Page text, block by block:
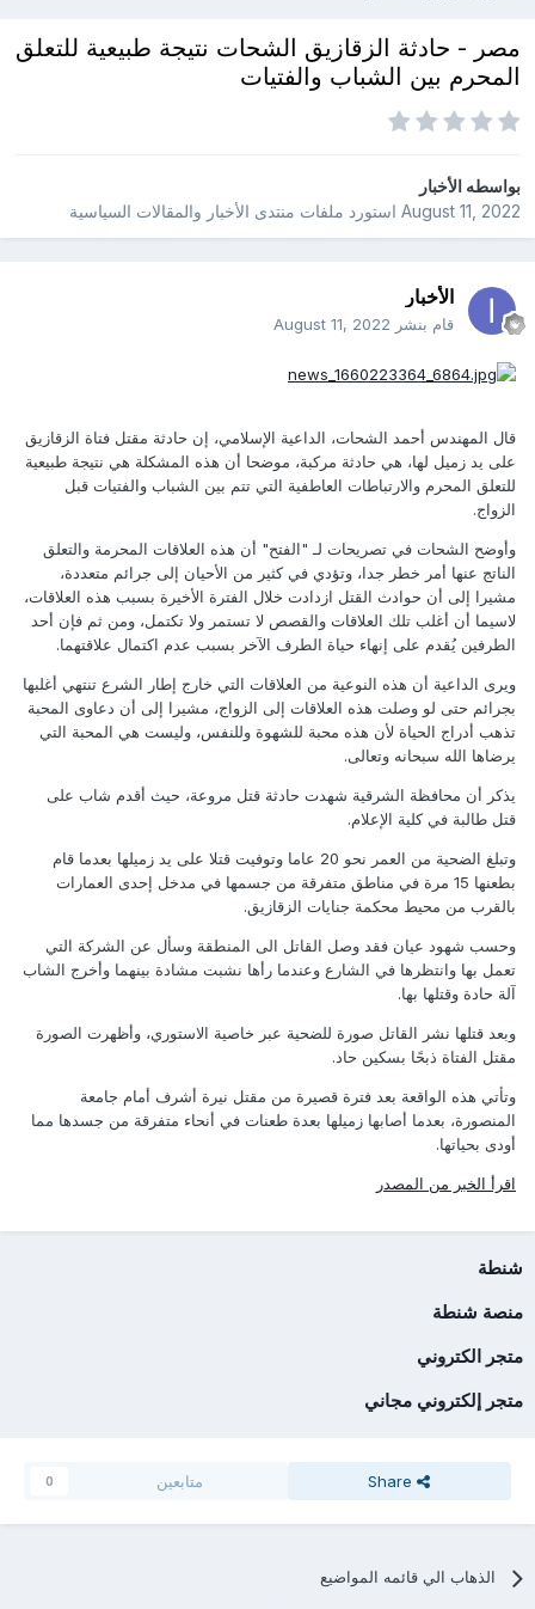
مصر - حادثة الزقازيق الشحات نتيجة طبيعية للتعلق
المحرم بين الشباب والفتيات
بواسطهالأخبار
August 11, 2022استورد ملفات منتدى الأخبار والمقالات السياسية
الأخبار
قام بنشر August 11, 2022
قال المهندس أحمد الشحات، الداعية الإسلامي، إن حادثة مقتل فتاة الزقازيق
على يد زميل لها، هي حادثة مركبة، موضحا أن هذه المشكلة هي نتيجة طبيعية
للتعلق المحرم والارتباطات العاطفية التي تتم بين الشباب والفتيات قبل
الزواج.
وأوضح الشحات في تصريحات لـ "الفتح" أن هذه العلاقات المحرمة والتعلق
الناتج عنها أمر خطر جدا، وتؤدي في كثير من الأحيان إلى جرائم متعددة،
مشيرا إلى أن حوادث القتل ازدادت خلال الفترة الأخيرة بسبب هذه العلاقات،
لاسيما أن أغلب تلك العلاقات والقصص لا تستمر ولا تكتمل، ومن ثم فإن أحد
الطرفين يُقدم على إنهاء حياة الطرف الآخر بسبب عدم اكتمال علاقتهما.
ويرى الداعية أن هذه النوعية من العلاقات التي خارج إطار الشرع تنتهي أغلبها
بجرائم حتى لو وصلت هذه العلاقات إلى الزواج، مشيرا إلى أن دعاوى المحبة
تذهب أدراج الحياة لأن هذه محبة للشهوة وللنفس، وليست هي المحبة التي
يرضاها الله سبحانه وتعالى.
يذكر أن محافظة الشرقية شهدت حادثة قتل مروعة، حيث أقدم شاب على
قتل طالبة في كلية الإعلام.
وتبلغ الضحية من العمر نحو 20 عاما وتوفيت قتلا على يد زميلها بعدما قام
بطعنها 15 مرة في مناطق متفرقة من جسمها في مدخل إحدى العمارات
بالقرب من محيط محكمة جنايات الزقازيق.
وحسب شهود عيان فقد وصل القاتل الى المنطقة وسأل عن الشركة التي
تعمل بها وانتظرها في الشارع وعندما رأها نشبت مشادة بينهما وأخرج الشاب
آلة حادة وقتلها بها.
وبعد قتلها نشر القاتل صورة للضحية عبر خاصية الاستوري، وأظهرت الصورة
مقتل الفتاة ذبحًا بسكين حاد.
وتأتي هذه الواقعة بعد فترة قصيرة من مقتل نيرة أشرف أمام جامعة
المنصورة، بعدما أصابها زميلها بعدة طعنات في أنحاء متفرقة من جسدها مما
أودى بحياتها.
اقرأ الخبر من المصدر
شنطة
منصة شنطة
متجر الكتروني
متجر إلكتروني مجاني
Share متابعين 0
الذهاب الي قائمه المواضيع